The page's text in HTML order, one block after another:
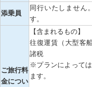
添乗員
同行いたしません
す。
ご旅行料
金につい
【含まれるもの】
往復運賃（大型客
諸税
※プランによって
ます。